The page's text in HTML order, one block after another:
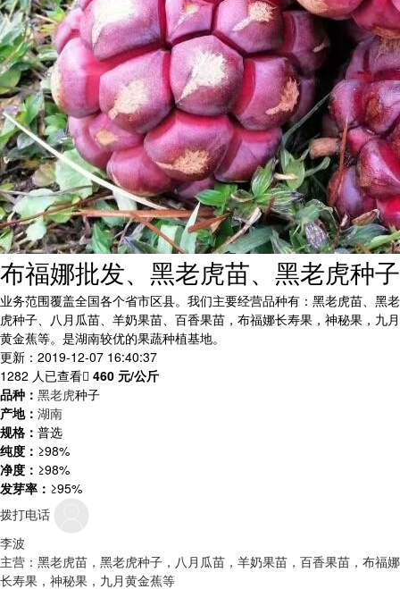
布福娜批发、黑老虎苗、黑老虎种子
业务范围覆盖全国各个省市区县。我们主要经营品种有：黑老虎苗、黑老
虎种子、八月瓜苗、羊奶果苗、百香果苗，布福娜长寿果，神秘果，九月
黄金蕉等。是湖南较优的果蔬种植基地。
更新：2019-12-07 16:40:37
1282 人已查看 460 元/公斤
品种： 黑老虎种子
产地： 湖南
规格： 普选
纯度： ≥98%
净度： ≥98%
发芽率： ≥95%
拨打电话
李波
主营：黑老虎苗，黑老虎种子，八月瓜苗，羊奶果苗，百香果苗，布福娜
长寿果，神秘果，九月黄金蕉等